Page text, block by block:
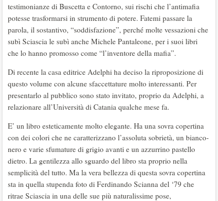
testimonianze di Buscetta e Contorno, sui rischi che l’antimafia
potesse trasformarsi in strumento di potere. Fatemi passare la
parola, il sostantivo, “soddisfazione”, perché molte vessazioni che
subì Sciascia le subì anche Michele Pantaleone, per i suoi libri
che lo hanno promosso come “l’inventore della mafia”.
Di recente la casa editrice Adelphi ha deciso la riproposizione di
questo volume con alcune sfaccettature molto interessanti. Per
presentarlo al pubblico sono stato invitato, proprio da Adelphi, a
relazionare all’Università di Catania qualche mese fa.
E’ un libro esteticamente molto elegante. Ha una sovra copertina
con dei colori che ne caratterizzano l’assoluta sobrietà, un bianco-
nero e varie sfumature di grigio avanti e un azzurrino pastello
dietro. La gentilezza allo sguardo del libro sta proprio nella
semplicità del tutto. Ma la vera bellezza di questa sovra copertina
sta in quella stupenda foto di Ferdinando Scianna del ‘79 che
ritrae Sciascia in una delle sue più naturalissime pose,